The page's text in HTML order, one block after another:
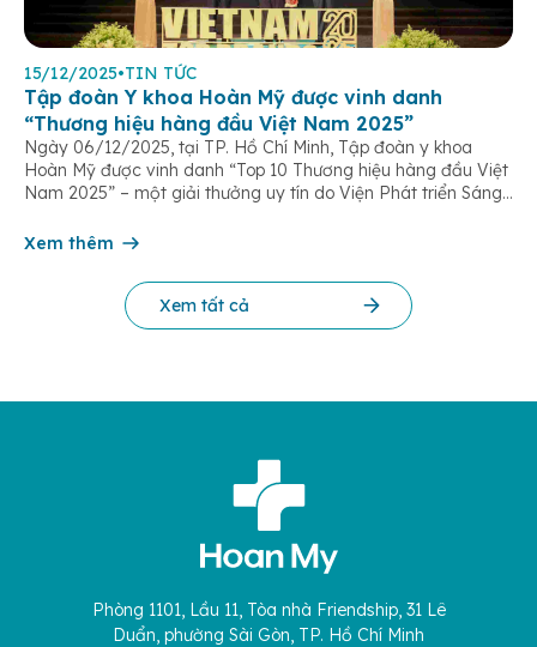
15/12/2025•TIN TỨC
Tập đoàn Y khoa Hoàn Mỹ được vinh danh
“Thương hiệu hàng đầu Việt Nam 2025”
Ngày 06/12/2025, tại TP. Hồ Chí Minh, Tập đoàn y khoa
Hoàn Mỹ được vinh danh “Top 10 Thương hiệu hàng đầu Việt
Nam 2025” – một giải thưởng uy tín do Viện Phát triển Sáng
cứu Phát triển Doanh nghiệp Châu Á […]
Xem thêm
Xem tất cả
Phòng 1101, Lầu 11, Tòa nhà Friendship, 31 Lê
Duẩn, phường Sài Gòn, TP. Hồ Chí Minh